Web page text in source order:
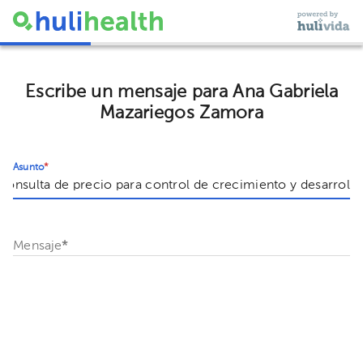
Escribe un mensaje para Ana Gabriela
Mazariegos Zamora
Asunto*
Mensaje*